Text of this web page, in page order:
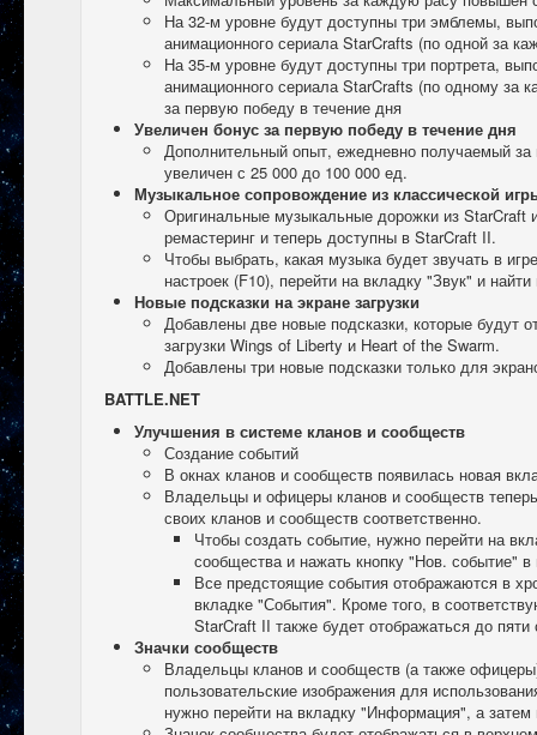
На 32-м уровне будут доступны три эмблемы,
анимационного сериала StarCrafts (по одной за
На 35-м уровне будут доступны три портрета,
анимационного сериала StarCrafts (по одному за
за первую победу в течение дня
Увеличен бонус за первую победу в течение дня
Дополнительный опыт, ежедневно получаемый
увеличен с 25 000 до 100 000 ед.
Музыкальное сопровождение из классической
Оригинальные музыкальные дорожки из StarCraft
ремастеринг и теперь доступны в StarCraft II.
Чтобы выбрать, какая музыка будет звучать в
настроек (F10), перейти на вкладку "Звук" и
Новые подсказки на экране загрузки
Добавлены две новые подсказки, которые будут
загрузки Wings of Liberty и Heart of the Swarm.
Добавлены три новые подсказки только для
BATTLE.NET
Улучшения в системе кланов и сообществ
Создание событий
В окнах кланов и сообществ появилась новая
Владельцы и офицеры кланов и сообществ
своих кланов и сообществ соответственно.
Чтобы создать событие, нужно перейти на
сообщества и нажать кнопку "Нов. событие"
Все предстоящие события отображаются в
вкладке "События". Кроме того, в
StarCraft II также будет отображаться до пяти
Значки сообществ
Владельцы кланов и сообществ (а также
пользовательские изображения для
нужно перейти на вкладку "Информация", а затем